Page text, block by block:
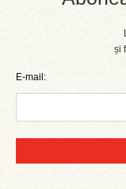
și
E-mail: